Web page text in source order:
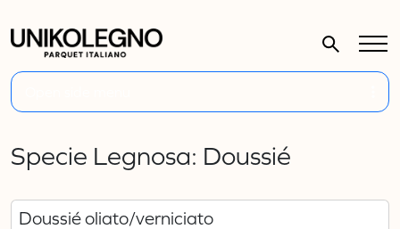
Specie Legnosa: Doussié
Doussié oliato/verniciato